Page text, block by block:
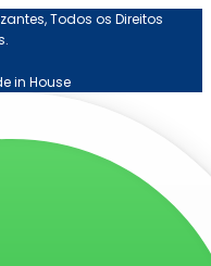
Todos os Direitos
in House